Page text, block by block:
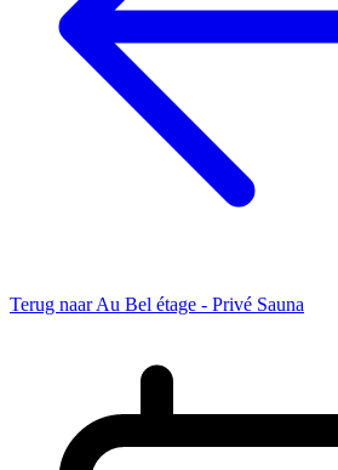
Terug naar Au Bel étage - Privé Sauna